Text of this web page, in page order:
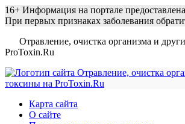
16+ Информация на портале
При первых признаках заболевания
Отравление, очистка организма и
ProToxin.Ru
Карта сайта
О сайте